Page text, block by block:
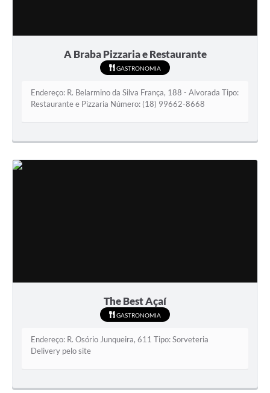
A Braba Pizzaria e Restaurante
GASTRONOMIA
Endereço: R. Belarmino da Silva França, 188 - Alvorada Tipo:
Restaurante e Pizzaria Número: (18) 99662-8668
The Best Açaí
GASTRONOMIA
Endereço: R. Osório Junqueira, 611 Tipo: Sorveteria
Delivery pelo site